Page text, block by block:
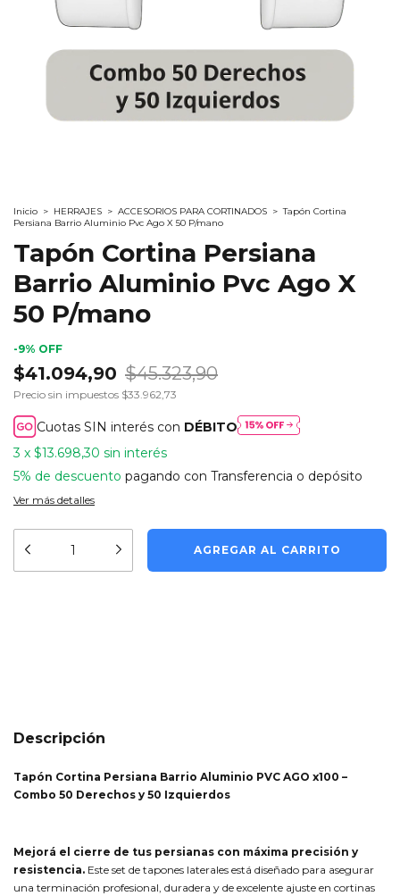
Inicio > HERRAJES > ACCESORIOS PARA CORTINADOS > Tapón Cortina
Persiana Barrio Aluminio Pvc Ago X 50 P/mano
Tapón Cortina Persiana
Barrio Aluminio Pvc Ago X
50 P/mano
-9% OFF
$41.094,90 $45.323,90
Precio sin impuestos $33.962,73
Cuotas SIN interés con DÉBITO
3 x $13.698,30 sin interés
5% de descuento pagando con Transferencia o depósito
Ver más detalles
Descripción
Tapón Cortina Persiana Barrio Aluminio PVC AGO x100 –
Combo 50 Derechos y 50 Izquierdos
Mejorá el cierre de tus persianas con máxima precisión y
resistencia. Este set de tapones laterales está diseñado para asegurar
una terminación profesional, duradera y de excelente ajuste en cortinas